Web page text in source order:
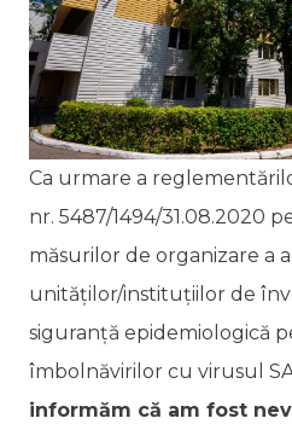
Ca urmare a
nr. 5487/1494/31.08.2020
măsurilor de organizare a
unităților/instituțiilor de
siguranță epidemiologică
îmbolnăvirilor cu virusul
informăm că am fost